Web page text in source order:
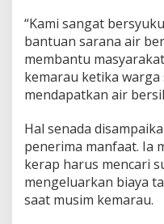
“Kami sangat
bantuan sarana air
membantu
kemarau ketika
mendapatkan air
Hal senada
penerima manfaat. Ia
kerap harus mencari
mengeluarkan biaya
saat musim kemarau.